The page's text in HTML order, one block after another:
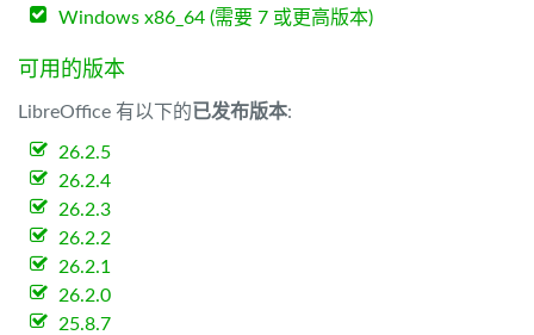
Windows x86_64 (需要 7 或更高版本)
可用的版本
LibreOffice 有以下的已发布版本:
26.2.5
26.2.4
26.2.3
26.2.2
26.2.1
26.2.0
25.8.7